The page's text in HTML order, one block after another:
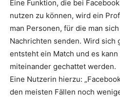
Eine Funktion, die bei
nutzen zu können, wird ein
man Personen, für die man
Nachrichten senden. Wird sich
entsteht ein Match und es
miteinander gechattet werden.
Eine Nutzerin hierzu:
den meisten Fällen noch